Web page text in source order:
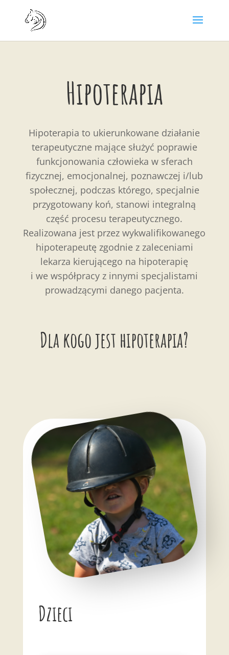
Hipoterapia
Hipoterapia to ukierunkowane działanie
terapeutyczne mające służyć poprawie
funkcjonowania człowieka w sferach
fizycznej, emocjonalnej, poznawczej i/lub
społecznej, podczas którego, specjalnie
przygotowany koń, stanowi integralną
część procesu terapeutycznego.
Realizowana jest przez wykwalifikowanego
hipoterapeutę zgodnie z zaleceniami
lekarza kierującego na hipoterapię
i we współpracy z innymi specjalistami
prowadzącymi danego pacjenta.
Dla kogo jest hipoterapia?
Dzieci